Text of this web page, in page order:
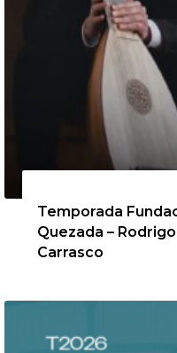
Temporada
Quezada –
Carrasco